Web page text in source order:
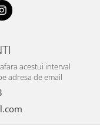
acestui interval
adresa de email